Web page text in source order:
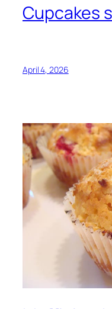
Cupcakes
April 4, 2026